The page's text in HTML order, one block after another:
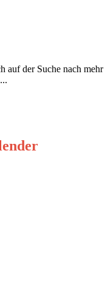
auf der Suche nach mehr